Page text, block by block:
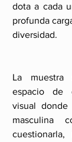
dota a cada
profunda
diversidad.
La muestra
espacio de
visual
masculina